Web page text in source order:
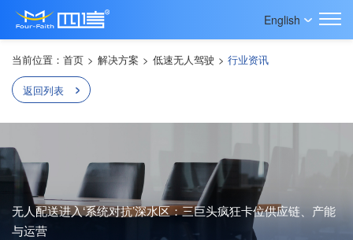
English
当前位置： 首页 > 解决方案 > 低速无人驾驶 > 行业资讯
返回列表
无人配送进入‘系统对抗’深水区：三巨头疯狂卡位供应链、产能
与运营